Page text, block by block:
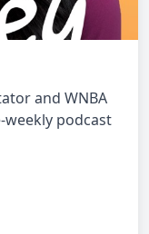
and WNBA
weekly podcast